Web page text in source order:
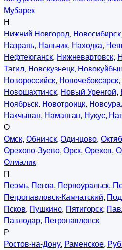
Мубарек
Н
Нижний Новгород, Новосибирск,
Назрань, Нальчик, Находка,
Нефтеюганск, Нижневартовск,
Тагил, Новокузнецк,
Новороссийск, Новочебоксарск,
Новошахтинск, Новый Уренгой,
Ноябрьск, Новотроицк,
Нахчыван, Наманган, Нукус,
О
Омск, Обнинск, Одинцово,
Орехово-Зуево, Орск, Орехов,
Олмалик
П
Пермь, Пенза, Первоуральск,
Петропавловск-Камчатский,
Псков, Пушкино, Пятигорск,
Павлодар, Петропавловск
Р
Ростов-на-Дону, Раменское,